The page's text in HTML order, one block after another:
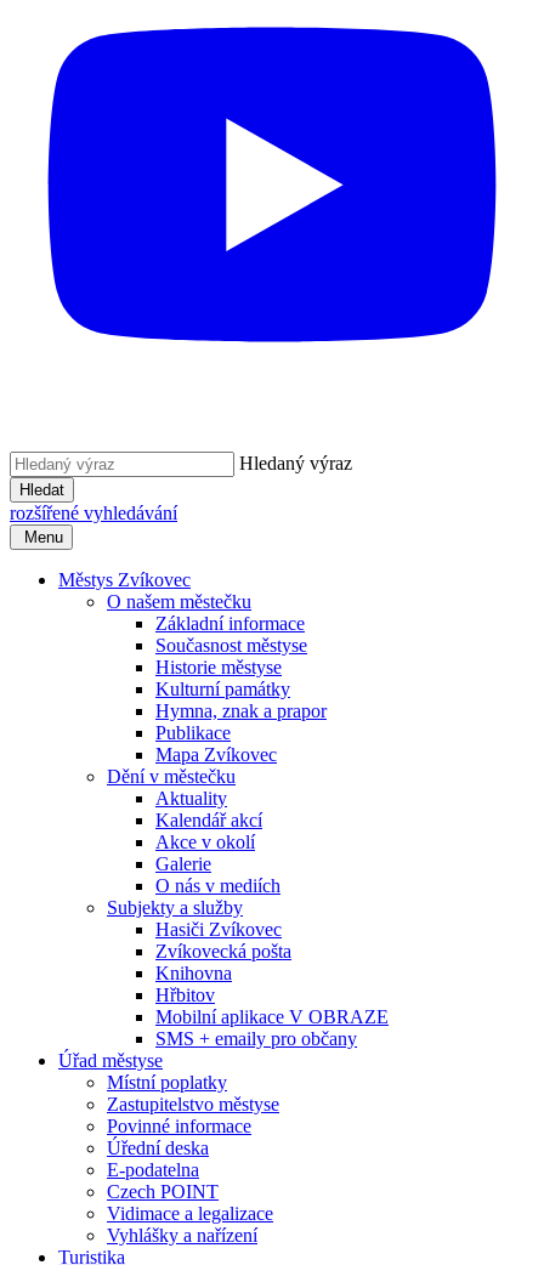
Hledaný výraz
Hledat
rozšířené vyhledávání
Menu
Městys Zvíkovec
O našem městečku
Základní informace
Současnost městyse
Historie městyse
Kulturní památky
Hymna, znak a prapor
Publikace
Mapa Zvíkovec
Dění v městečku
Aktuality
Kalendář akcí
Akce v okolí
Galerie
O nás v mediích
Subjekty a služby
Hasiči Zvíkovec
Zvíkovecká pošta
Knihovna
Hřbitov
Mobilní aplikace V OBRAZE
SMS + emaily pro občany
Úřad městyse
Místní poplatky
Zastupitelstvo městyse
Povinné informace
Úřední deska
E-podatelna
Czech POINT
Vidimace a legalizace
Vyhlášky a nařízení
Turistika